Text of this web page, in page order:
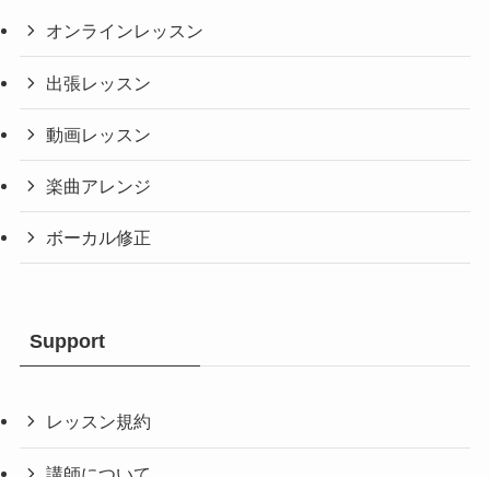
オンラインレッスン
出張レッスン
動画レッスン
楽曲アレンジ
ボーカル修正
Support
レッスン規約